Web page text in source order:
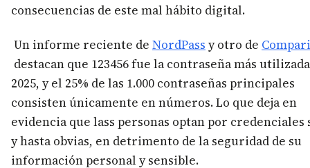
consecuencias de este mal hábito digital.
Un informe reciente de NordPass y otro de
destacan que 123456 fue la contraseña más
2025, y el 25% de las 1.000 contraseñas principales
consisten únicamente en números. Lo que deja en
evidencia que lass personas optan por credenciales
y hasta obvias, en detrimento de la seguridad de su
información personal y sensible.